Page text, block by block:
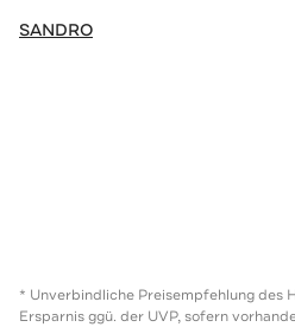
SANDRO
* Unverbindliche Preisempfehlung des
Ersparnis ggü. der UVP, sofern